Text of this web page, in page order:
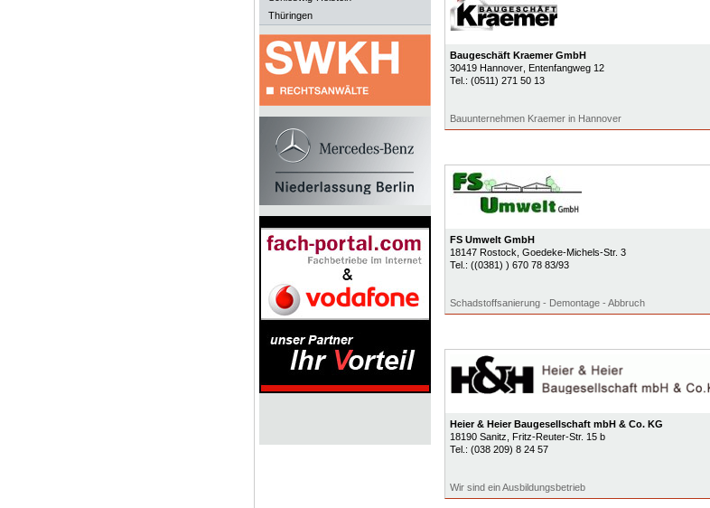
Thüringen
Baugeschäft Kraemer GmbH
30419 Hannover, Entenfangweg 12
Tel.: (0511) 271 50 13
Bauunternehmen Kraemer in Hannover
FS Umwelt GmbH
18147 Rostock , Goedeke-Michels-Str. 3
Tel.: ((0381) ) 670 78 83/93
Schadstoffsanierung - Demontage - Abbruch
Heier & Heier Baugesellschaft mbH & Co. KG
18190 Sanitz , Fritz-Reuter-Str. 15 b
Tel.: (038 209) 8 24 57
Wir sind ein Ausbildungsbetrieb